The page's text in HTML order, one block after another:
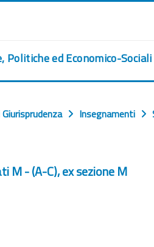
Politiche ed Economico-Sociali
Insegnamenti
M - (A-C), ex sezione M